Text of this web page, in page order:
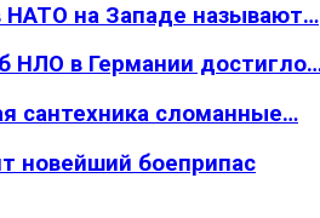
НАТО на Западе называют…
НЛО в Германии
сантехника сломанные…
новейший боеприпас